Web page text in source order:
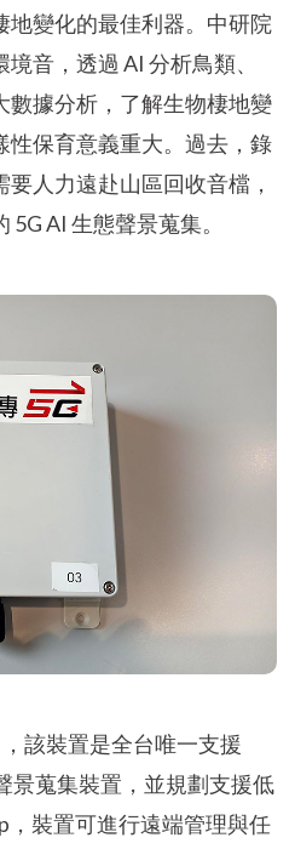
地變化的最佳利器。中研院
音，透過 AI 分析鳥類、
數據分析，了解生物棲地變
性保育意義重大。過去，錄
人力遠赴山區回收音檔，
AI 生態聲景蒐集。
該裝置是全台唯一支援
景蒐集裝置，並規劃支援低
，裝置可進行遠端管理與任